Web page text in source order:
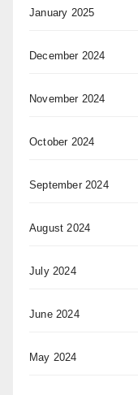
January 2025
December 2024
November 2024
October 2024
September 2024
August 2024
July 2024
June 2024
May 2024